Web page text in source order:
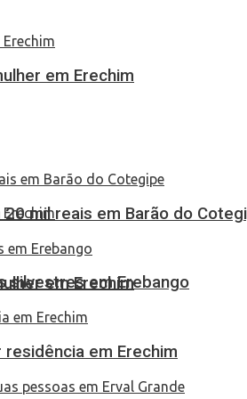
em Erechim
em Erechim
mil reais em Barão do
silvestres em Erebango
em Erechim